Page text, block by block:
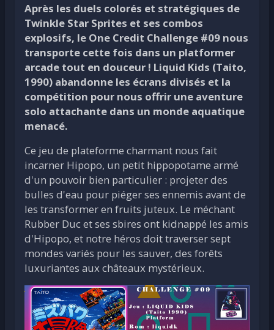
Après les duels colorés et stratégiques de
Twinkle Star Sprites et ses combos
explosifs, le One Credit Challenge #09 nous
transporte cette fois dans un platformer
arcade tout en douceur ! Liquid Kids (Taito,
1990) abandonne les écrans divisés et la
compétition pour nous offrir une aventure
solo attachante dans un monde aquatique
menacé.
Ce jeu de plateforme charmant nous fait
incarner Hipopo, un petit hippopotame armé
d'un pouvoir bien particulier : projeter des
bulles d'eau pour piéger ses ennemis avant de
les transformer en fruits juteux. Le méchant
Rubber Duc et ses sbires ont kidnappé les amis
d'Hipopo, et notre héros doit traverser sept
mondes variés pour les sauver, des forêts
luxuriantes aux châteaux mystérieux.